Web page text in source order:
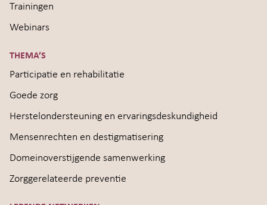
Trainingen
Webinars
THEMA’S
Participatie en rehabilitatie
Goede zorg
Herstelondersteuning en ervaringsdeskundigheid
Mensenrechten en destigmatisering
Domeinoverstijgende samenwerking
Zorggerelateerde preventie